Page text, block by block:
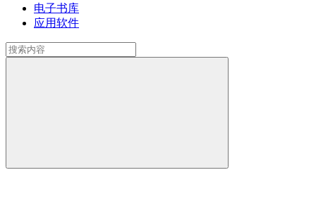
电子书库
应用软件